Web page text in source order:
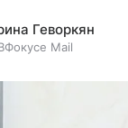
Геворкян
Mail